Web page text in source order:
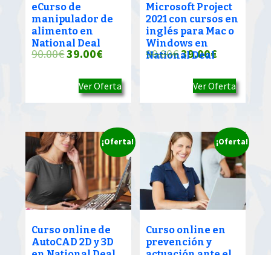
eCurso de
manipulador de
alimento en
National Deal
90.00€El
original
39.00€El
actual
39.00€.
Ver Oferta
Microsoft Project
2021 con cursos en
inglés para Mac o
Windows en
National Deal
90.00€El
original
era:
39.00€El
actual
es:
39.00€.
Ver Oferta
¡Oferta!
Curso online de
AutoCAD 2D y 3D
¡Oferta!
Curso online en
prevención y